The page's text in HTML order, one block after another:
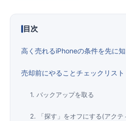
ログインす
目次
高く売れるiPhoneの条件を先に知
売却前にやることチェックリスト
1. バックアップを取る
2. 「探す」をオフにする(アク